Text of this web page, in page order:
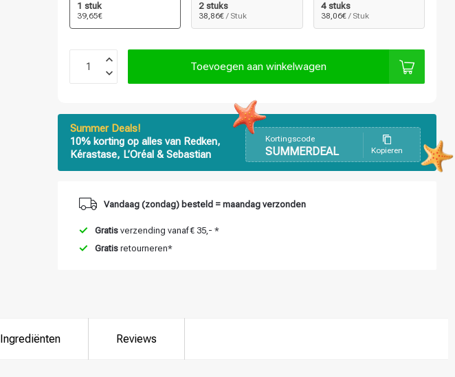
1 stuk
39,65€
2 stuks
38,86€ / Stuk
4 stuks
38,06€ / Stuk
Toevoegen aan winkelwagen
Summer Deals!
10% korting op alles van Redken,
Kérastase, L’Oréal & Sebastian
Kortingscode
SUMMERDEAL Kopieren
Vandaag (zondag) besteld = maandag verzonden
Gratis verzending vanaf € 35,- *
Gratis retourneren*
Ingrediënten Reviews